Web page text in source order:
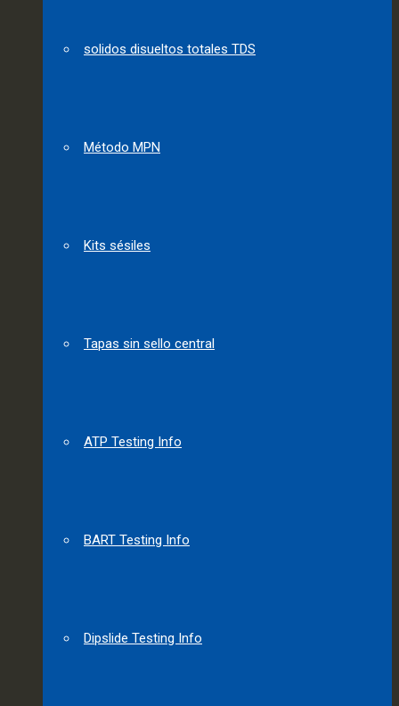
solidos disueltos totales TDS
Método MPN
Kits sésiles
Tapas sin sello central
ATP Testing Info
BART Testing Info
Dipslide Testing Info